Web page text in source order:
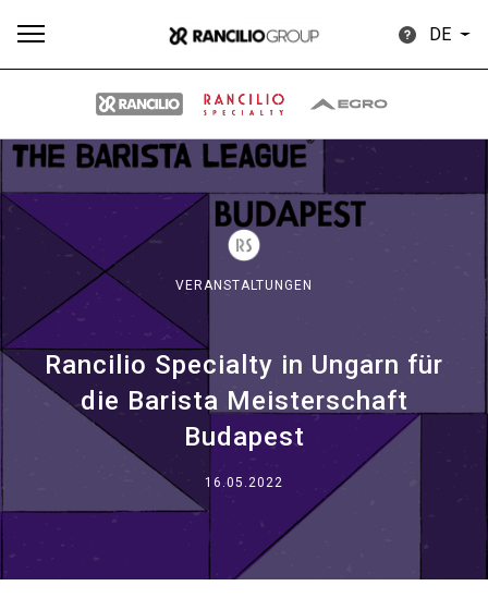
DE
VERANSTALTUNGEN
Rancilio Specialty in Ungarn für
die Barista Meisterschaft
Budapest
16.05.2022
Nachrichten Herunterladen
Our brands
Gruppe
Nachrichten